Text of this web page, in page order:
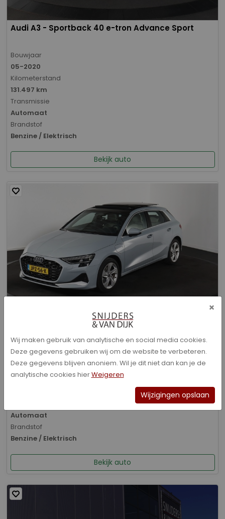
Audi A3 - Sportback 40 e-tron Advance Sport
Bouwjaar
05-2020
Kilometerstand
131.497 km
Transmissie
Automaat
Brandstof
Benzine / Elektrisch
Bekijk auto
Audi A3 - Sportback 40 TFSI e Advanced edition
Bouwjaar
01-2026
Kilometerstand
Automaat
Brandstof
Benzine / Elektrisch
Bekijk auto
×
Wij maken gebruik van analytische en social media cookies.
Deze gegevens gebruiken wij om de website te verbeteren.
Deze gegevens blijven anoniem. Wil je dit niet dan kan je de
analytische cookies hierWeigeren
Wijzigingen opslaan